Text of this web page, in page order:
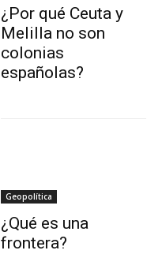
¿Por qué Ceuta y
Melilla no son
colonias
españolas?
Geopolítica
¿Qué es una
frontera?